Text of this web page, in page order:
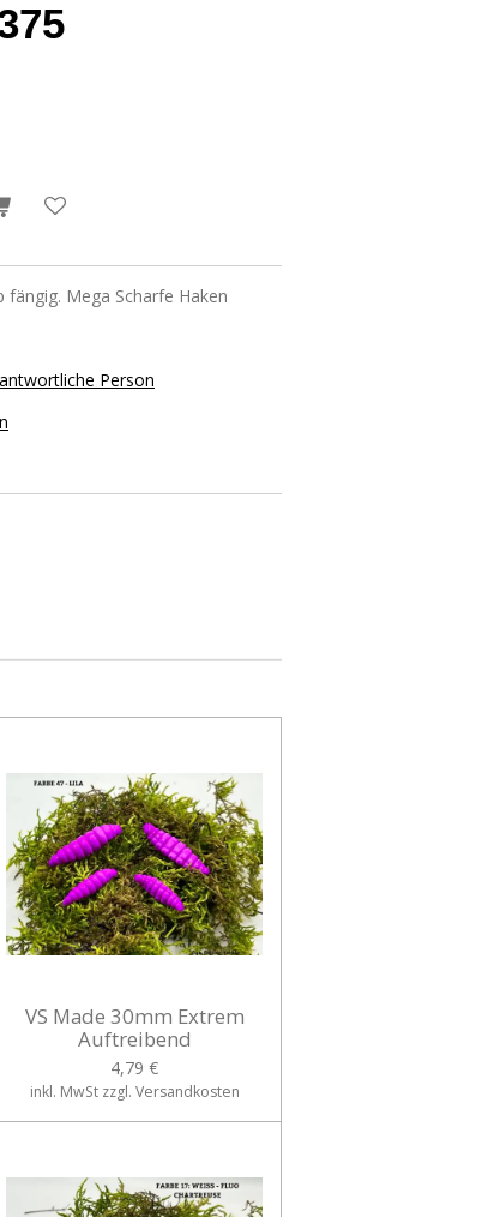
Mega Scharfe Haken
Person
VS Made 30mm Extrem
Auftreibend
4,79 €
inkl. MwSt zzgl. Versandkosten